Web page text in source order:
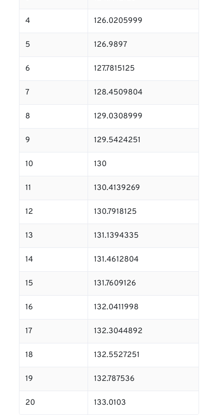
4 126.0205999
5 126.9897
6 127.7815125
7 128.4509804
8 129.0308999
9 129.5424251
10 130
11 130.4139269
12 130.7918125
13 131.1394335
14 131.4612804
15 131.7609126
16 132.0411998
17 132.3044892
18 132.5527251
19 132.787536
20 133.0103